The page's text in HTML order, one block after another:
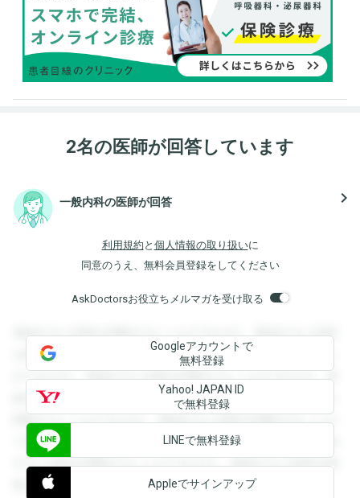
2名の医師が回答しています
一般内科の医師が回答 navigate_next
利用規約 と 個人情報の取り扱いに
同意のうえ、無料会員登録をしてください
AskDoctorsお役立ちメルマガを受け取る
登録すると回答を閲覧することができます。登録すると回答
を閲覧することができます。登録すると回答を閲覧すること
ができます。登録すると回答を閲覧することができます。登
録すると回答を閲覧することができます。登録すると回答を
閲覧することができます。登録すると回答を閲覧することが
できます。登録すると回答を閲覧することができます。登録
すると回答を閲覧することができます。登録すると回答を閲
覧することができます。
Googleアカウントで
無料登録
Yahoo! JAPAN ID
で無料登録
LINEで無料登録
Appleでサインアップ